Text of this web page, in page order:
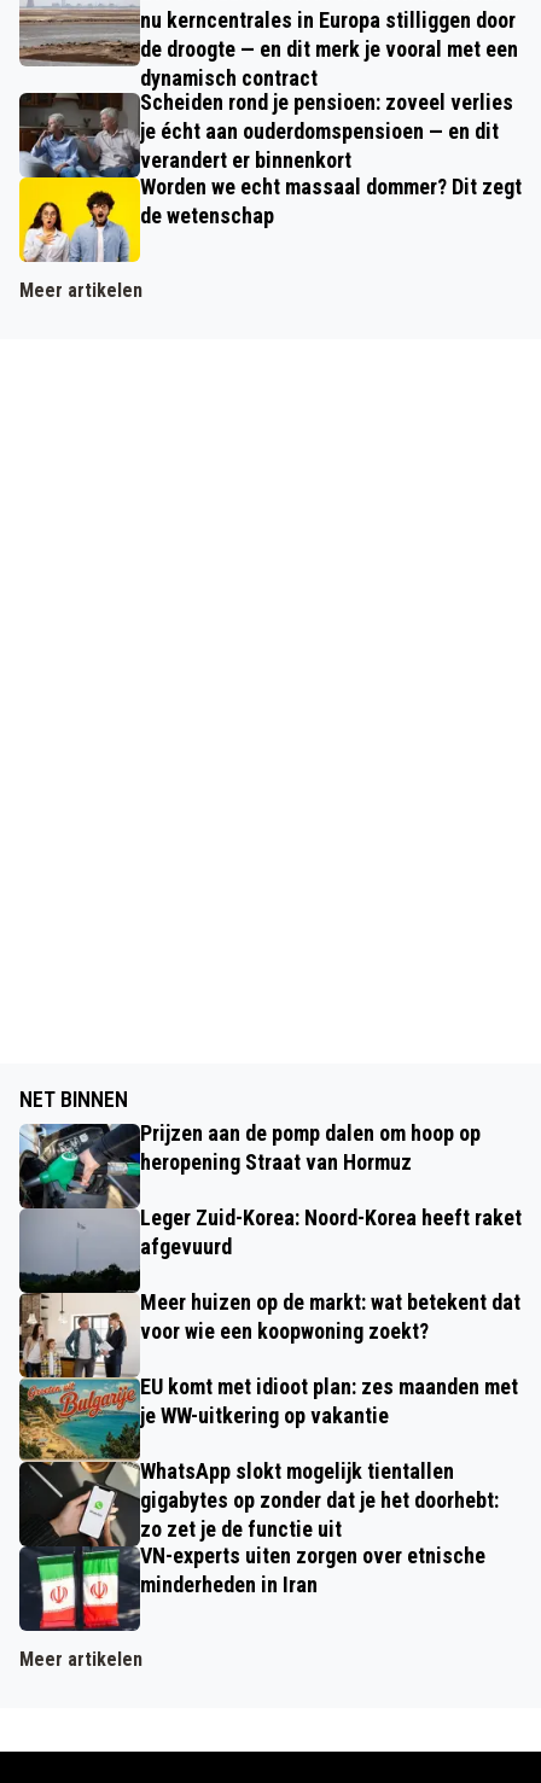
nu kerncentrales in Europa stilliggen door
de droogte — en dit merk je vooral met een
dynamisch contract
Scheiden rond je pensioen: zoveel verlies
je écht aan ouderdomspensioen — en dit
verandert er binnenkort
Worden we echt massaal dommer? Dit zegt
de wetenschap
Meer artikelen
NET BINNEN
Prijzen aan de pomp dalen om hoop op
heropening Straat van Hormuz
Leger Zuid-Korea: Noord-Korea heeft raket
afgevuurd
Meer huizen op de markt: wat betekent dat
voor wie een koopwoning zoekt?
EU komt met idioot plan: zes maanden met
je WW-uitkering op vakantie
WhatsApp slokt mogelijk tientallen
gigabytes op zonder dat je het doorhebt:
zo zet je de functie uit
VN-experts uiten zorgen over etnische
minderheden in Iran
Meer artikelen